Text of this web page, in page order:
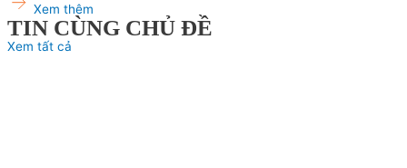
Xem thêm
TIN CÙNG CHỦ ĐỀ
Xem tất cả